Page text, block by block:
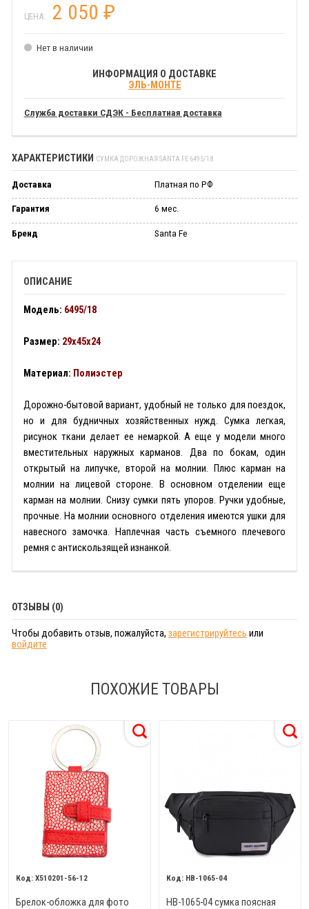
ЦЕНА: 2 050 ₽
Нет в наличии
ИНФОРМАЦИЯ О ДОСТАВКЕ
ЭЛЬ-МОНТЕ
Служба доставки СДЭК - Бесплатная доставка
ХАРАКТЕРИСТИКИ СУМКА ДОРОЖНАЯ SANTA FE 6495/18
Доставка Платная по РФ
Гарантия 6 мес.
Бренд Santa Fe
ОПИСАНИЕ
Модель: 6495/18
Размер: 29x45x24
Материал: Полиэстер
Дорожно-бытовой вариант, удобный не только для поездок,
но и для будничных хозяйственных нужд. Сумка легкая,
рисунок ткани делает ее немаркой. А еще у модели много
вместительных наружных карманов. Два по бокам, один
открытый на липучке, второй на молнии. Плюс карман на
молнии на лицевой стороне. В основном отделении еще
карман на молнии. Снизу сумки пять упоров. Ручки удобные,
прочные. На молнии основного отделения имеются ушки для
навесного замочка. Наплечная часть съемного плечевого
ремня с антискользящей изнанкой.
ОТЗЫВЫ (0)
Чтобы добавить отзыв, пожалуйста, зарегистрируйтесь или
войдите
ПОХОЖИЕ ТОВАРЫ
X510201-56-12
Брелок-обложка для фото
HB-1065-04
HB-1065-04 сумка поясная